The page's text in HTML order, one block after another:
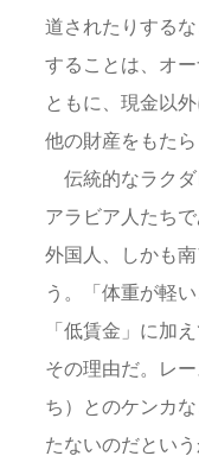
道されたりする
することは、オ
ともに、現金以
他の財産をもたら
伝統的なラクダ
アラビア人たち
外国人、しかも
う。「体重が軽
「低賃金」に加
その理由だ。レ
ち）とのケンカ
たないのだとい